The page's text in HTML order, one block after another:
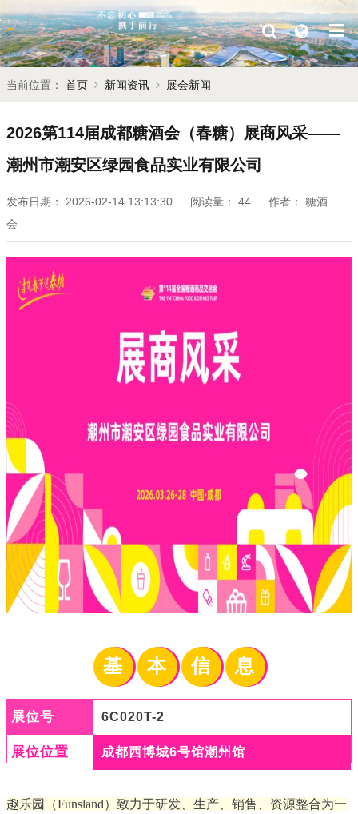
当前位置： 首页 新闻资讯 展会新闻
2026第114届成都糖酒会（春糖）展商风采——
潮州市潮安区绿园食品实业有限公司
发布日期： 2026-02-14 13:13:30 阅读量： 44 作者：
糖酒
会
基 本 信 息
展位号 6C020T-2
展位位置 成都西博城6号馆潮州馆
趣乐园（Funsland）致力于研发、生产、销售、资源整合为一